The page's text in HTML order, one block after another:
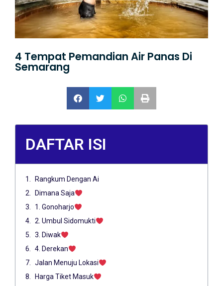
4 Tempat Pemandian Air Panas Di
Semarang
DAFTAR ISI
Rangkum Dengan Ai
Dimana Saja
1. Gonoharjo
2. Umbul Sidomukti
3. Diwak
4. Derekan
Jalan Menuju Lokasi
Harga Tiket Masuk